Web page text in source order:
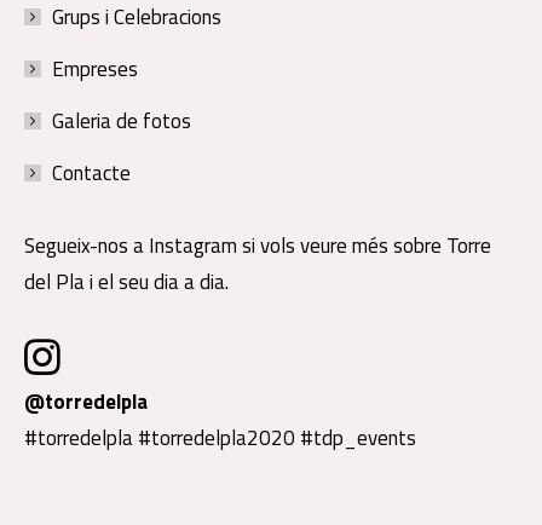
Grups i Celebracions
Empreses
Galeria de fotos
Contacte
Segueix-nos a Instagram si vols veure més sobre Torre
del Pla i el seu dia a dia.
@torredelpla
#torredelpla #torredelpla2020 #tdp_events